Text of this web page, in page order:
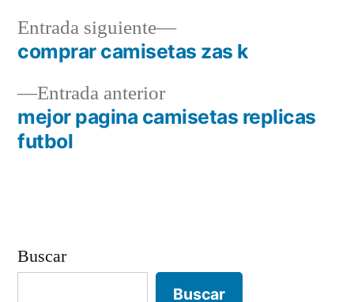
Navegación
de
entradas
Entrada anteriorEntrada
anterior:
mejor pagina camisetas replicas
futbol
Entrada siguiente
Entrada
siguiente:
comprar camisetas zas k
Buscar
Buscar